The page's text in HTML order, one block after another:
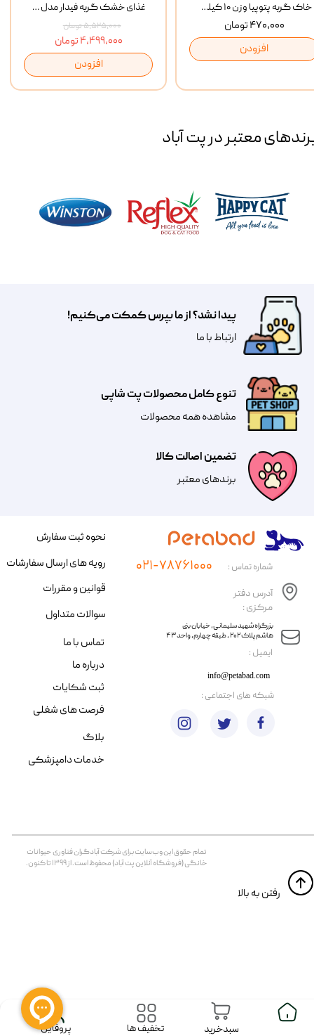
غذای خشک گربه فیدار مدل Adult وزن 10 کیلوگرم
۵,۵۲۵,۰۰۰ تومان
۴,۴۹۹,۰۰۰ تومان
افزودن
خاک گربه پتوپیا وزن ۱۰ کیلوگرم
۴۷۰,۰۰۰ تومان
افزودن
معتبر در پت آباد
تضمین اصالت کالا
​​برندهای معتبر​​​​​​​
تنوع کامل محصولات پت شاپی
مشاهده همه محصولات
پیدا نشد؟ از ما بپرس کمکت می‌کنیم!
​​​ارتباط با ما
​ایمیل :
آدرس دفتر
مرکزی :
info@petabad.com
​​بزرگراه شهید سلیمانی، خیابان بنی
هاشم پلاک ۲۰۲ ، طبقه چهارم، واحد ۴۳
شماره تماس : ۰۲۱-۷۸۷۶۱۰۰۰
تمام حقوق اين وب‌سايت برای شرکت آبادگران فناوری حیوانات
خانگی (فروشگاه آنلاین پت آباد) محفوظ است. از ۱۳۹۹ تا کنون.
​​رفتن به بالا
نحوه ثبت سفارش
رویه های ارسال سفارشات
قوانین و مقررات
سوالات متداول
تماس با ما
درباره ما
ثبت شکایات
فرصت های شغلی
​شبکه های اجتماعی :
بلاگ
خدمات دامپزشکی
سبدخرید تخفیف ها پروفایل